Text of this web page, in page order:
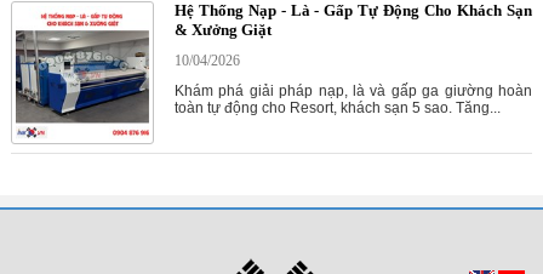
Hệ Thống Nạp - Là - Gấp Tự Động Cho Khách Sạn
& Xưởng Giặt
10/04/2026
Khám phá giải pháp nạp, là và gấp ga giường hoàn
toàn tự động cho Resort, khách sạn 5 sao. Tăng...